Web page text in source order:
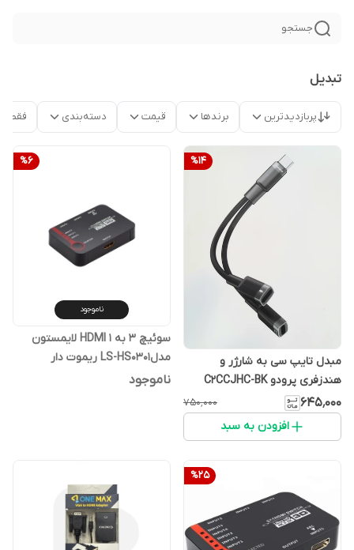
جستجو
تبدیل
پربازدیدترین برندها قیمت دسته‌بندی فقط
%14
مبدل تایپ سی به شارژر و
هندزفری پرودو C2CCJHC-BK
۶۴۵٬۰۰۰ ۷۵۰٬۰۰۰
افزودن به سبد
%6
ناموجود
سوئیچ 3 به 1 HDMI لایمستون
مدلLS-HS0301 ریموت دار
ناموجود
%25